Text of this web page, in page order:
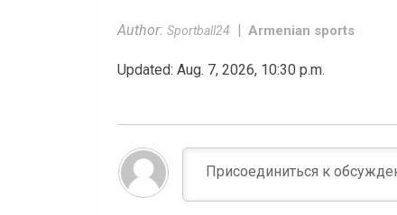
Author: Sportball24 Armenian sports
Updated: Aug. 7, 2026, 10:30 p.m.